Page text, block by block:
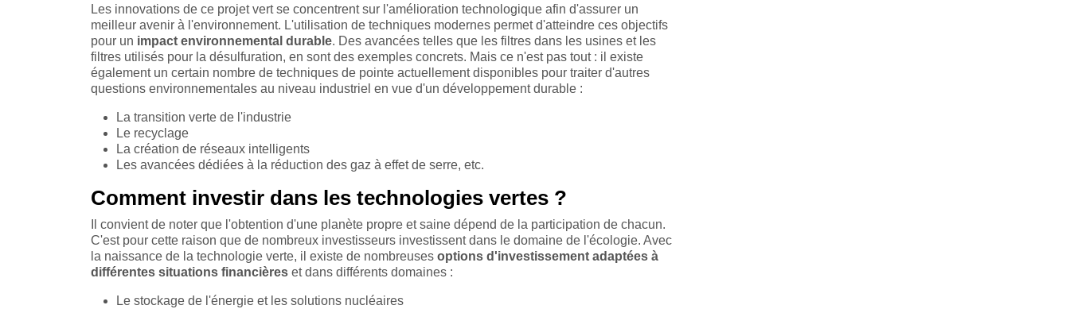
Les innovations de ce projet vert se concentrent sur l'amélioration technologique afin d'assurer un
meilleur avenir à l'environnement. L'utilisation de techniques modernes permet d'atteindre ces objectifs
pour un impact environnemental durable. Des avancées telles que les filtres dans les usines et les
filtres utilisés pour la désulfuration, en sont des exemples concrets. Mais ce n'est pas tout : il existe
également un certain nombre de techniques de pointe actuellement disponibles pour traiter d'autres
questions environnementales au niveau industriel en vue d'un développement durable :
La transition verte de l'industrie
Le recyclage
La création de réseaux intelligents
Les avancées dédiées à la réduction des gaz à effet de serre, etc.
Comment investir dans les technologies vertes ?
Il convient de noter que l'obtention d'une planète propre et saine dépend de la participation de chacun.
C'est pour cette raison que de nombreux investisseurs investissent dans le domaine de l'écologie. Avec
la naissance de la technologie verte, il existe de nombreuses options d'investissement adaptées à
différentes situations financières et dans différents domaines :
Le stockage de l'énergie et les solutions nucléaires